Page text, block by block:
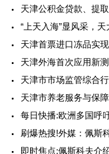
天津公积金贷款、提
“上天入海”显风采，
天津首票进口冻品实
天津外海首次应用新
天津市市场监管综合
天津市养老服务与保
每日快播:欧洲多国呼
刷爆热搜!外媒：佩斯
即时焦点:佩斯科夫介